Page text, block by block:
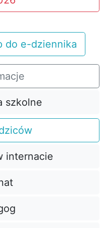
do e-dziennika
szkolne
internacie